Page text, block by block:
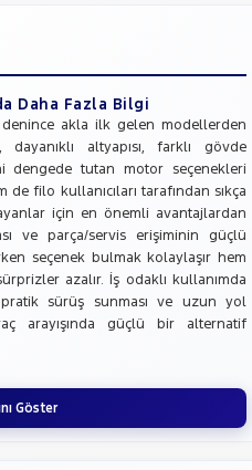
Daha Fazla Bilgi
akla ilk gelen modellerden
altyapısı, farklı gövde
dengede tutan motor seçenekleri
filo kullanıcıları tarafından sıkça
için en önemli avantajlardan
ve parça/servis erişiminin güçlü
seçenek bulmak kolaylaşır hem
azalır. İş odaklı kullanımda
sürüş sunması ve uzun yol
arayışında güçlü bir alternatif
Göster